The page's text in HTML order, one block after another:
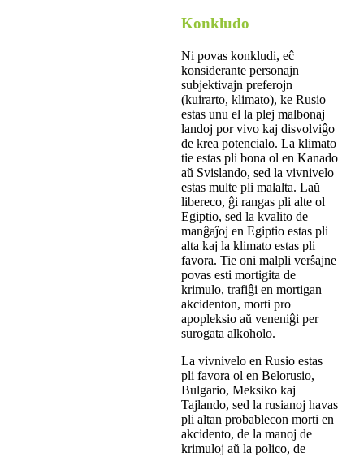
Konkludo
Ni povas konkludi, eĉ
konsiderante personajn
subjektivajn preferojn
(kuirarto, klimato), ke Rusio
estas unu el la plej malbonaj
landoj por vivo kaj disvolviĝo
de krea potencialo. La klimato
tie estas pli bona ol en Kanado
aŭ Svislando, sed la vivnivelo
estas multe pli malalta. Laŭ
libereco, ĝi rangas pli alte ol
Egiptio, sed la kvalito de
manĝaĵoj en Egiptio estas pli
alta kaj la klimato estas pli
favora. Tie oni malpli verŝajne
povas esti mortigita de
krimulo, trafiĝi en mortigan
akcidenton, morti pro
apopleksio aŭ veneniĝi per
surogata alkoholo.
La vivnivelo en Rusio estas
pli favora ol en Belorusio,
Bulgario, Meksiko kaj
Tajlando, sed la rusianoj havas
pli altan probablecon morti en
akcidento, de la manoj de
krimuloj aŭ la polico, de